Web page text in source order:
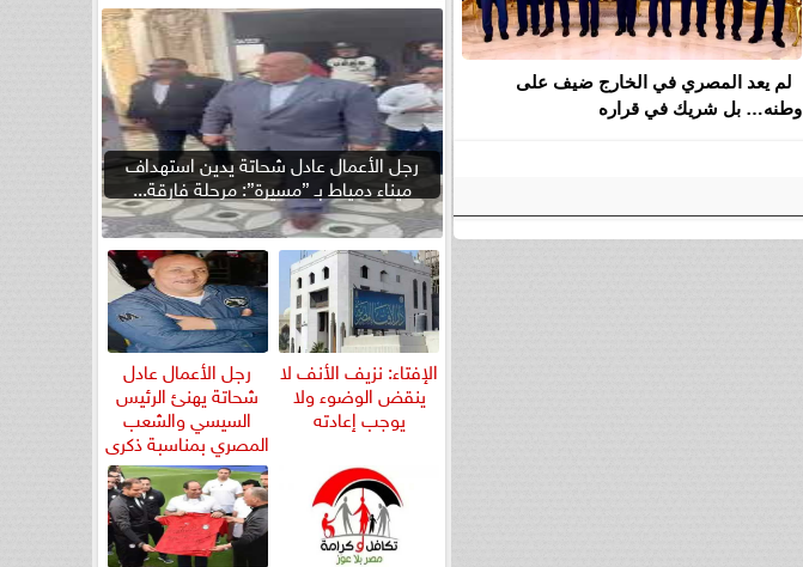
لم يعد المصري في الخارج ضيف على
وطنه… بل شريك في قراره
رجل الأعمال عادل شحاتة يدين استهداف
ميناء دمياط بـ ”مسيرة”: مرحلة فارقة...
الإفتاء: نزيف الأنف لا
ينقض الوضوء ولا
يوجب إعادته
رجل الأعمال عادل
شحاتة يهنئ الرئيس
السيسي والشعب
المصري بمناسبة ذكرى
ثورة...